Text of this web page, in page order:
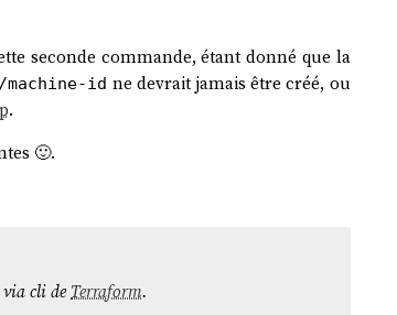
seconde commande, étant donné que la
id ne devrait jamais être créé, ou
.
🙂.
via cli deTerraform.